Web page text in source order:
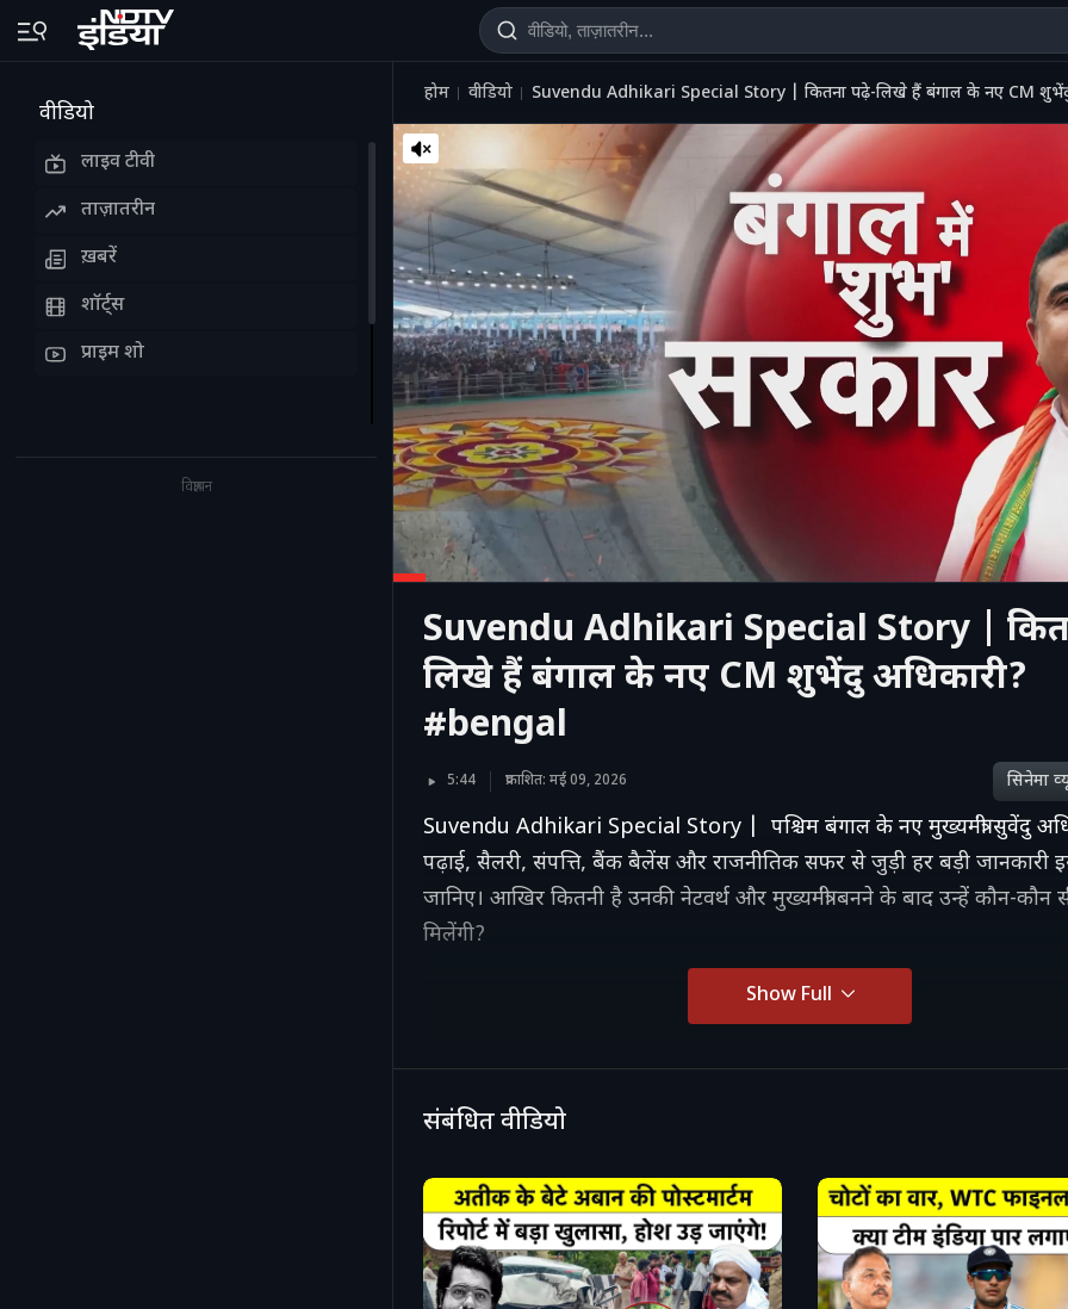
वीडियो
लाइव टीवी
ताज़ातरीन
ख़बरें
शॉर्ट्स
प्राइम शो
विज्ञापन
होम वीडियो Suvendu Adhikari Special Story | कितना पढ़े-लिखे हैं बंगाल के नए CM
Suvendu Adhikari Special Story |
लिखे हैं बंगाल के नए CM शुभेंदु अधिकारी?
#bengal
5:44 प्रकाशित: मई 09, 2026 सिनेमा
Suvendu Adhikari Special Story | पश्चिम बंगाल के नए मुख्यमंत्री सुवेंदु
पढ़ाई, सैलरी, संपत्ति, बैंक बैलेंस और राजनीतिक सफर से जुड़ी हर बड़ी जानकारी
जानिए। आखिर कितनी है उनकी नेटवर्थ और मुख्यमंत्री बनने के बाद उन्हें कौन-कौन
मिलेंगी?
Show Full
संबंधित वीडियो